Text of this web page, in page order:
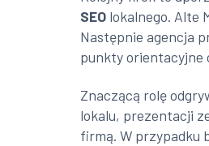
SEO lokalnego. Alte
Następnie agencja
punkty orientacyjne
Znaczącą rolę
lokalu, prezentacji
firmą. W przypadku